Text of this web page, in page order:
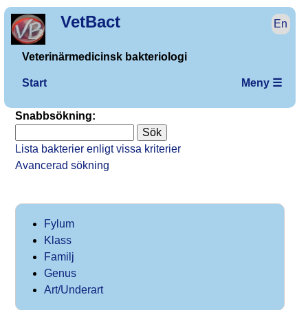
VetBact En
Veterinärmedicinsk bakteriologi
Start Meny ☰
Snabbsökning:
Lista bakterier enligt vissa kriterier
Avancerad sökning
Fylum
Klass
Familj
Genus
Art/Underart